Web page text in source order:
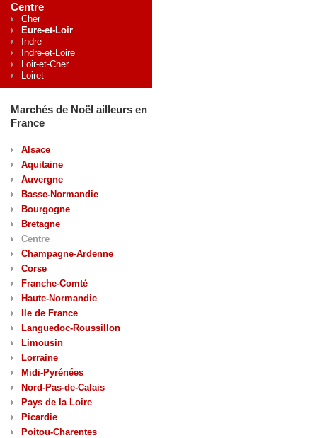
Centre
Cher
Eure-et-Loir
Indre
Indre-et-Loire
Loir-et-Cher
Loiret
Marchés de Noël ailleurs en
France
Alsace
Aquitaine
Auvergne
Basse-Normandie
Bourgogne
Bretagne
Centre
Champagne-Ardenne
Corse
Franche-Comté
Haute-Normandie
Ile de France
Languedoc-Roussillon
Limousin
Lorraine
Midi-Pyrénées
Nord-Pas-de-Calais
Pays de la Loire
Picardie
Poitou-Charentes